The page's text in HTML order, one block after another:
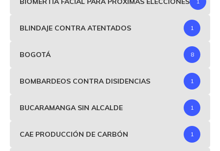
BLINDAJE CONTRA ATENTADOS 1
BOGOTÁ 8
BOMBARDEOS CONTRA DISIDENCIAS 1
BUCARAMANGA SIN ALCALDE 1
CAE PRODUCCIÓN DE CARBÓN 1